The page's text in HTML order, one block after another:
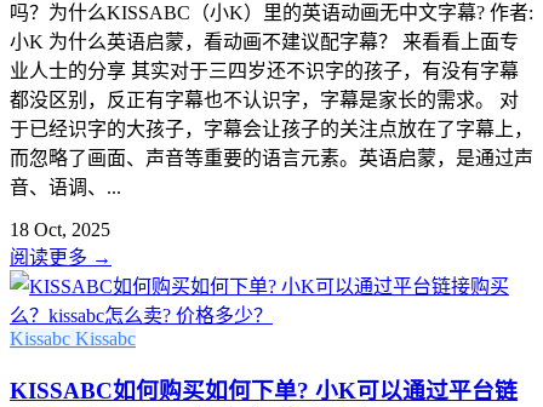
吗？为什么KISSABC（小K）里的英语动画无中文字幕? 作者:
小K 为什么英语启蒙，看动画不建议配字幕？ 来看看上面专
业人士的分享 其实对于三四岁还不识字的孩子，有没有字幕
都没区别，反正有字幕也不认识字，字幕是家长的需求。 对
于已经识字的大孩子，字幕会让孩子的关注点放在了字幕上，
而忽略了画面、声音等重要的语言元素。英语启蒙，是通过声
音、语调、...
18 Oct, 2025
阅读更多 →
Kissabc Kissabc
KISSABC如何购买如何下单? 小K可以通过平台链